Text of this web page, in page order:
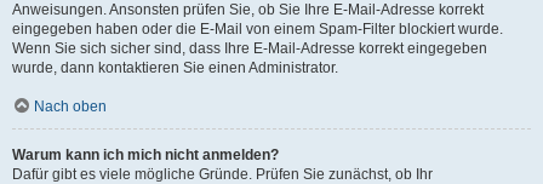
Anweisungen. Ansonsten prüfen Sie, ob Sie Ihre E-Mail-Adresse korrekt
eingegeben haben oder die E-Mail von einem Spam-Filter blockiert wurde.
Wenn Sie sich sicher sind, dass Ihre E-Mail-Adresse korrekt eingegeben
wurde, dann kontaktieren Sie einen Administrator.
Nach oben
Warum kann ich mich nicht anmelden?
Dafür gibt es viele mögliche Gründe. Prüfen Sie zunächst, ob Ihr